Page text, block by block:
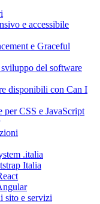
e accessibile
e Graceful
del software
disponibili con Can I
per CSS e JavaScript
.italia
Italia
sito e servizi